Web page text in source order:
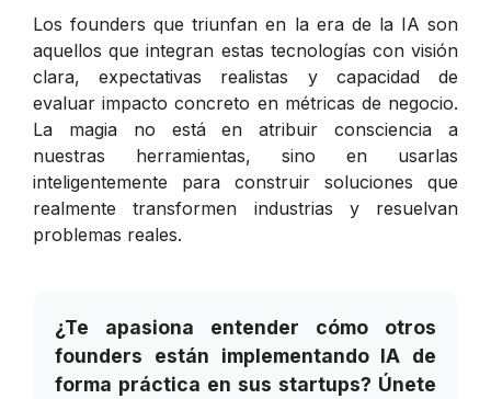
Los founders que triunfan en la era de la IA son
aquellos que integran estas tecnologías con visión
clara, expectativas realistas y capacidad de
evaluar impacto concreto en métricas de negocio.
La magia no está en atribuir consciencia a
nuestras herramientas, sino en usarlas
inteligentemente para construir soluciones que
realmente transformen industrias y resuelvan
problemas reales.
¿Te apasiona entender cómo otros
founders están implementando IA de
forma práctica en sus startups? Únete